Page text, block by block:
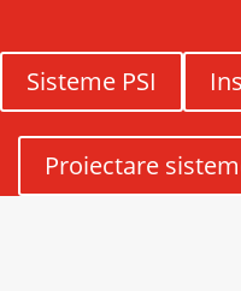
Sisteme PSI
Proiectare